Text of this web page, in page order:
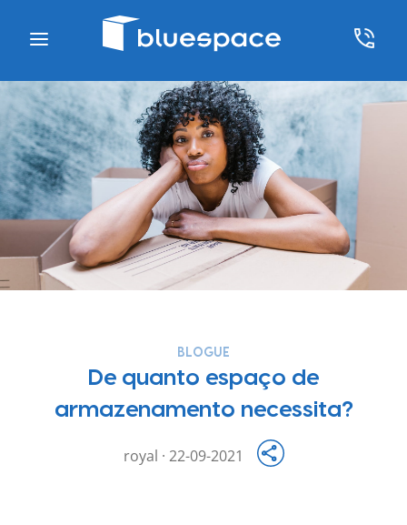
BLOGUE
De quanto espaço de
armazenamento necessita?
royal · 22-09-2021